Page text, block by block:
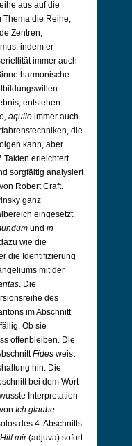
aus auf die
Thema die Reihe,
Zentren,
indem er
immer auch
harmonische
entstehen.
aquilo immer auch
die
kann, aber
Takten erleichtert
sorgfältig analysiert
Robert Craft.
ganz
eingesetzt.
und in
wie die
die Identifizierung
mit der
. Die
des
im Abschnitt
Ob sie
offenbleiben. Die
Fides weist
hin. Die
bei dem Wort
Interpretation
Ich glaube
des 4. Abschnitts
Hilf mir(adjuva) sofort